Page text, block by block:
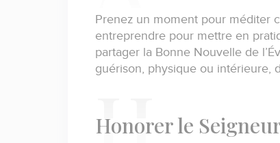
Prenez un moment pour méditer
entreprendre pour mettre en
partager la Bonne Nouvelle de
guérison, physique ou intérieure,
Honorer le